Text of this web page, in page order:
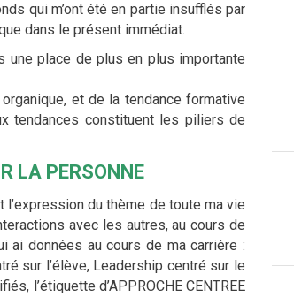
qui m’ont été en partie insufflés par
dans le présent immédiat.
place de plus en plus importante
et de la tendance formative
tendances constituent les piliers de
LA PERSONNE
l’expression du thème de toute ma vie
avec les autres, au cours de
ai données au cours de ma carrière :
sur l’élève, Leadership centré sur le
l’étiquette d’APPROCHE CENTREE